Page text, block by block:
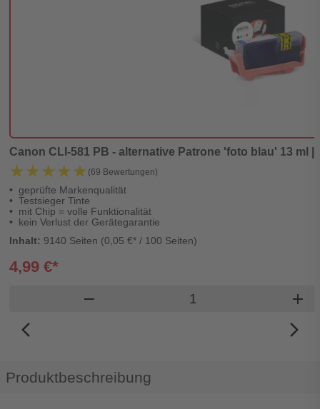
Canon CLI-581 PB - alternative Patrone 'foto blau' 13 ml
★★★★★
★★★★★ (69 Bewertungen)
geprüfte Markenqualität
Testsieger Tinte
mit Chip = volle Funktionalität
kein Verlust der Gerätegarantie
Inhalt: 9140 Seiten (0,05 €* / 100 Seiten)
4,99 €*
remove Produkt Warenkorbadd
arrow_back_ios_new
arrow_forward_ios
Produktbeschreibung